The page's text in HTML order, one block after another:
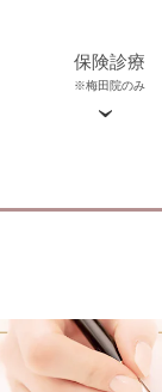
ハイドラフェイ
保険診療
※梅田院のみ